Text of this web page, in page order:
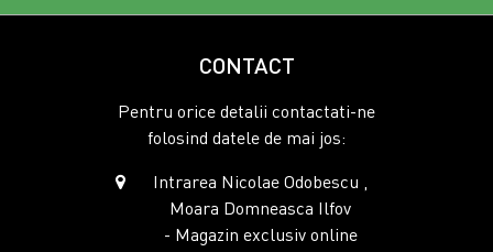
CONTACT
Pentru orice detalii contactati-ne
folosind datele de mai jos:
Intrarea Nicolae Odobescu ,
Moara Domneasca Ilfov
- Magazin exclusiv online